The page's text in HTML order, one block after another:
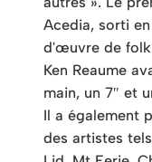
Acedia, sorti
d'œuvre de folk
Ken Reaume
main, un 7″ et
Il a également
des artistes